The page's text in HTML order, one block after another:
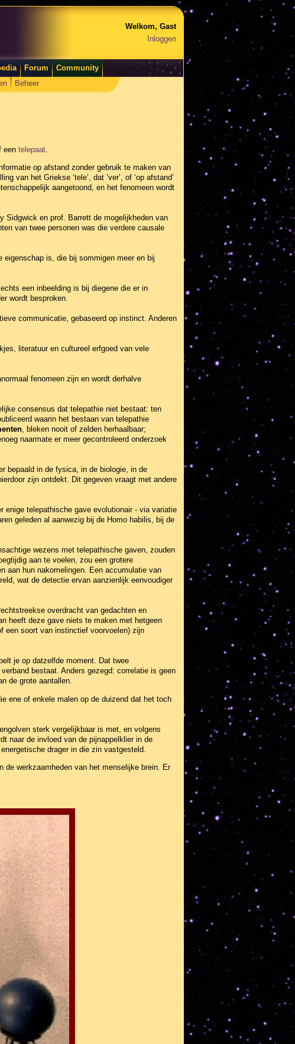
Welkom, Gast
Inloggen
Forum
Community
Beheer
een telepaat.
op afstand zonder gebruik te maken van
van het Griekse ‘tele’, dat ’ver’, of ‘op afstand’
aangetoond, en het fenomeen wordt
Sidgwick en prof. Barrett de mogelijkheden van
van twee personen was die verdere causale
eigenschap is, die bij sommigen meer en bij
een inbeelding is bij diegene die er in
wordt besproken.
communicatie, gebaseerd op instinct. Anderen
literatuur en cultureel erfgoed van vele
fenomeen zijn en wordt derhalve
consensus dat telepathie niet bestaat: ten
waarin het bestaan van telepathie
, bleken nooit of zelden herhaalbaar;
naarmate er meer gecontroleerd onderzoek
bepaald in de fysica, in de biologie, in de
zijn ontdekt. Dit gegeven vraagt met andere
enige telepathische gave evolutionair - via variatie
geleden al aanwezig bij de Homo habilis, bij de
wezens met telepathische gaven, zouden
aan te voelen, zou een grotere
aan hun nakomelingen. Een accumulatie van
wat de detectie ervan aanzienlijk eenvoudiger
overdracht van gedachten en
heeft deze gave niets te maken met hetgeen
een soort van instinctief voorvoelen) zijn
je op datzelfde moment. Dat twee
bestaat. Anders gezegd: correlatie is geen
de grote aantallen.
ene of enkele malen op de duizend dat het toch
sterk vergelijkbaar is met, en volgens
naar de invloed van de pijnappelklier in de
drager in die zin vastgesteld.
werkzaamheden van het menselijke brein. Er